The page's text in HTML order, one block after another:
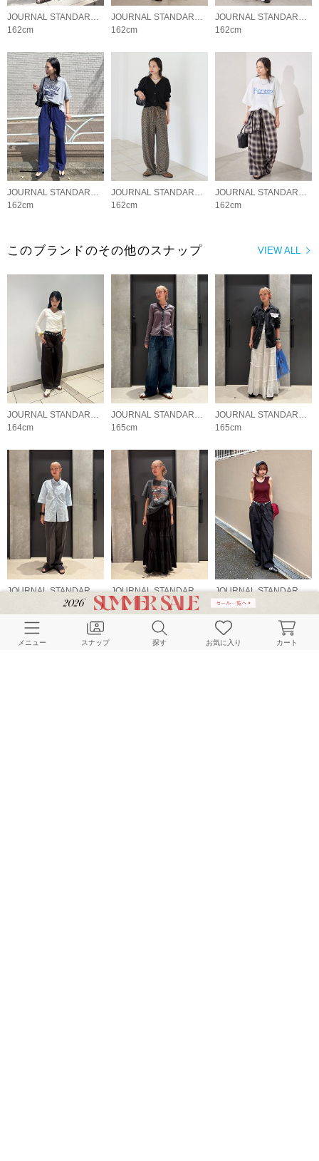
JOURNAL STANDARD LADYS
162cm
JOURNAL STANDARD LADYS
162cm
JOURNAL STANDARD LADYS
162cm
JOURNAL STANDARD LADYS
162cm
JOURNAL STANDARD LADYS
162cm
JOURNAL STANDARD LADYS
162cm
VIEW ALL
このブランドのその他のスナップ
JOURNAL STANDARD LADYS
164cm
JOURNAL STANDARD LADYS
165cm
JOURNAL STANDARD LADYS
165cm
JOURNAL STANDARD LADYS
JOURNAL STANDARD LADYS
165cm
JOURNAL STANDARD LADYS
163cm
メニュー スナップ 探す お気に入り カート